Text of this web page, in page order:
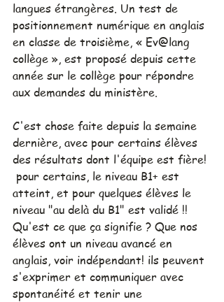
langues étrangères. Un test de
positionnement numérique en anglais
en classe de troisième, « Ev@lang
collège », est proposé depuis cette
année sur le collège pour répondre
aux demandes du ministère.
C'est chose faite depuis la semaine
dernière, avec pour certains élèves
des résultats dont l'équipe est fière!
pour certains, le niveau B1+ est
atteint, et pour quelques élèves le
niveau "au delà du B1" est validé !!
Qu'est ce que ça signifie ? Que nos
élèves ont un niveau avancé en
anglais, voir indépendant! ils peuvent
s'exprimer et communiquer avec
spontanéité et tenir une